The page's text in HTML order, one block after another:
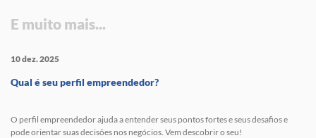
E muito mais...
10 dez. 2025
Qual é seu perfil empreendedor?
O perfil empreendedor ajuda a entender seus pontos fortes e seus desafios e
pode orientar suas decisões nos negócios. Vem descobrir o seu!